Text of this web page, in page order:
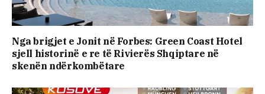
Nga brigjet e Jonit në Forbes: Green Coast Hotel
sjell historinë e re të Rivierës Shqiptare në
skenën ndërkombëtare